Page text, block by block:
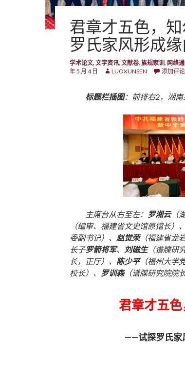
君章才五色，
罗氏家风形成
学术论文, 文字资讯, 文献卷, 族规家训 , 网络
年 5 月 4 日
LUOXUNSEN 添加评论
标题栏插图：前排右2，湖
主席台从右至左： 罗湘云（
（编审、福建省文史馆原馆长）、
委副书记）、 赵觉荣（福建省龙
长子罗箭将军、 刘磁生（谱牒研
长，正厅）、 陈少平（福州大学
校长）、
罗训森（谱牒研究院院
君章才五
——试探罗氏家